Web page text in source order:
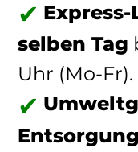
selben Tag
Uhr (Mo-Fr).
Entsorgung